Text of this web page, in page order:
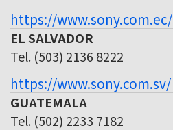
https://www.sony.com.ec/
EL SALVADOR
Tel. (503) 2136 8222
https://www.sony.com.sv/
GUATEMALA
Tel. (502) 2233 7182